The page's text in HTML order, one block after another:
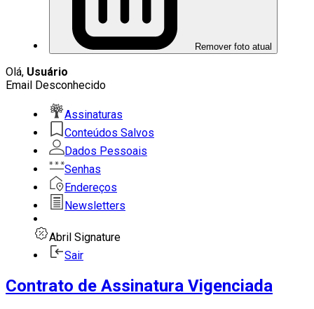
Remover foto atual
Olá, Usuário
Email Desconhecido
Assinaturas
Conteúdos Salvos
Dados Pessoais
Senhas
Endereços
Newsletters
Abril Signature
Sair
Contrato de Assinatura Vigenciada